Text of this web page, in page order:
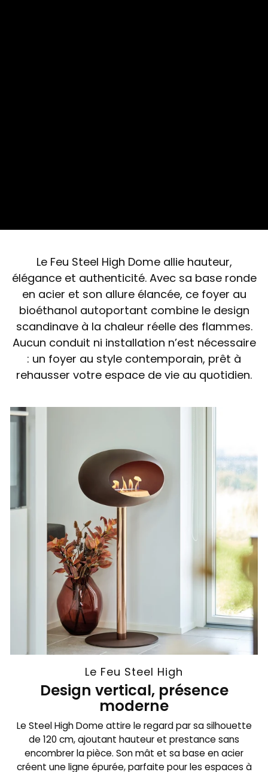
Le Feu Steel High Dome allie hauteur,
élégance et authenticité. Avec sa base ronde
en acier et son allure élancée, ce foyer au
bioéthanol autoportant combine le design
scandinave à la chaleur réelle des flammes.
Aucun conduit ni installation n’est nécessaire
: un foyer au style contemporain, prêt à
rehausser votre espace de vie au quotidien.
Le Feu Steel High
Design vertical, présence
moderne
Le Steel High Dome attire le regard par sa silhouette
de 120 cm, ajoutant hauteur et prestance sans
encombrer la pièce. Son mât et sa base en acier
créent une ligne épurée, parfaite pour les espaces à